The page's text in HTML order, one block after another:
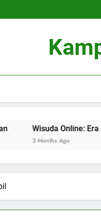
Wisuda Online: Era Baru
3 Months Ago